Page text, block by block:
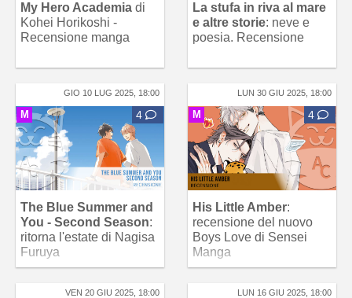
My Hero Academia di
Kohei Horikoshi -
Recensione manga
La stufa in riva al mare
e altre storie: neve e
poesia. Recensione
GIO 10 LUG 2025, 18:00
M 4
The Blue Summer and
You - Second Season:
ritorna l'estate di Nagisa
Furuya
LUN 30 GIU 2025, 18:00
M 4
His Little Amber:
recensione del nuovo
Boys Love di Sensei
Manga
VEN 20 GIU 2025, 18:00 LUN 16 GIU 2025, 18:00